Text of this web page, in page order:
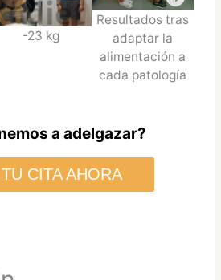
-23 kg
Resultados tras
adaptar la
alimentación a
cada patología
a adelgazar?
CITA AHORA